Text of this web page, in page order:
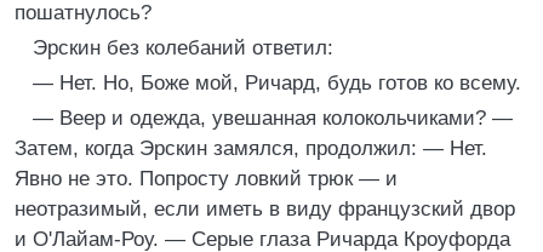
пошатнулось?
Эрскин без колебаний ответил:
— Нет. Но, Боже мой, Ричард, будь готов ко всему.
— Веер и одежда, увешанная колокольчиками? —
Затем, когда Эрскин замялся, продолжил: — Нет.
Явно не это. Попросту ловкий трюк — и
неотразимый, если иметь в виду французский двор
и О'Лайам-Роу. — Серые глаза Ричарда Кроуфорда